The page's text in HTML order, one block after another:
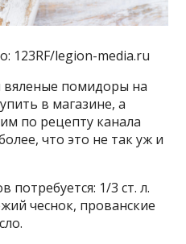
123RF/legion-media.ru
помидоры на
в магазине, а
по рецепту канала
что это не так уж и
1/3 ст. л.
чеснок, прованские